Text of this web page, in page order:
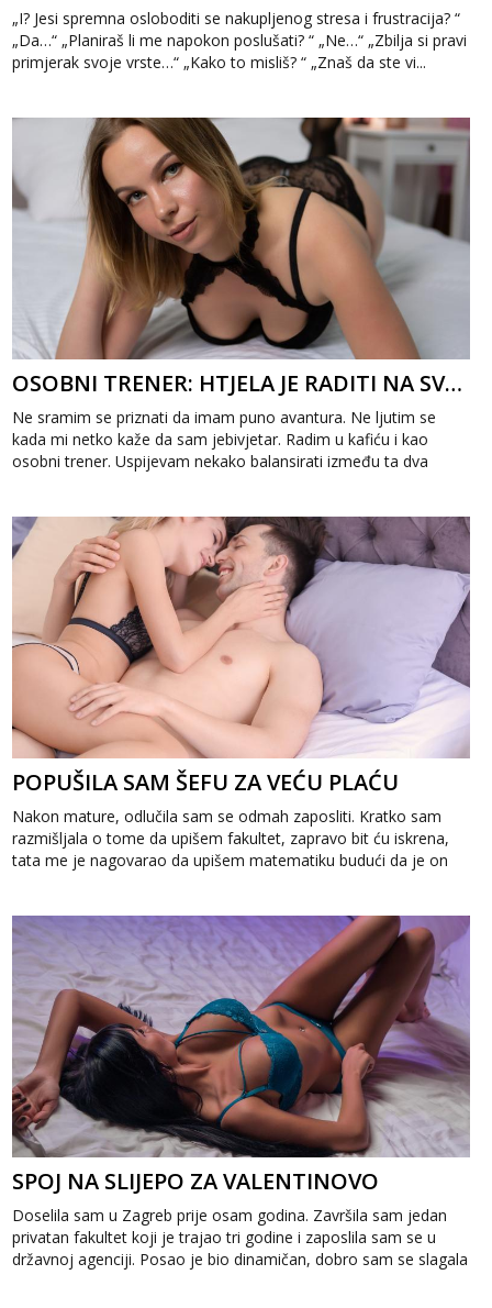
„I? Jesi spremna osloboditi se nakupljenog stresa i frustracija? “
„Da…“ „Planiraš li me napokon poslušati? “ „Ne…“ „Zbilja si pravi
primjerak svoje vrste…“ „Kako to misliš? “ „Znaš da ste vi...
OSOBNI TRENER: HTJELA JE RADITI NA SVOJOJ GUZI
Ne sramim se priznati da imam puno avantura. Ne ljutim se
kada mi netko kaže da sam jebivjetar. Radim u kafiću i kao
osobni trener. Uspijevam nekako balansirati između ta dva
POPUŠILA SAM ŠEFU ZA VEĆU PLAĆU
Nakon mature, odlučila sam se odmah zaposliti. Kratko sam
razmišljala o tome da upišem fakultet, zapravo bit ću iskrena,
tata me je nagovarao da upišem matematiku budući da je on
SPOJ NA SLIJEPO ZA VALENTINOVO
Doselila sam u Zagreb prije osam godina. Završila sam jedan
privatan fakultet koji je trajao tri godine i zaposlila sam se u
državnoj agenciji. Posao je bio dinamičan, dobro sam se slagala